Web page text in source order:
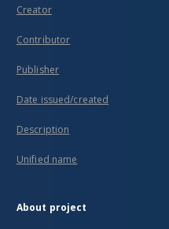
Creator
Contributor
Publisher
Date issued/created
Description
Unified name
About project